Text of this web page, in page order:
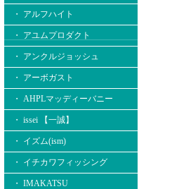
・ アルフハイト
・ アユムプロダクト
・ アンクルジョッシュ
・ アーボガスト
・ AHPLマッディーバニー
・ issei 【一誠】
・ イズム(ism)
・ イチカワフィッシング
・ IMAKATSU